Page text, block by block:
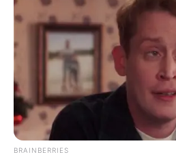
BRAINBERRIES